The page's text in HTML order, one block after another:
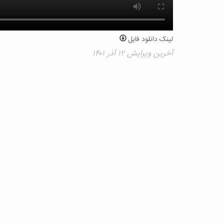
لینک دانلود فایل
آخرین ویرایش ۱۲ آذر ۱۴۰۱